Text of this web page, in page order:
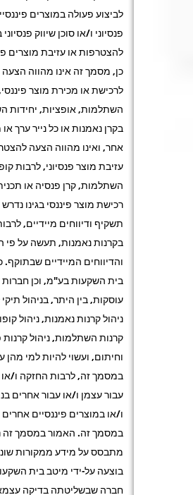
לביצוע פעולה במוצרים
פנסיוני ו/או סוכן שיווק
להצטרפות או עזיבת מוצרים
כן, מסמך זה אינו מהווה
לרכישת או מכירת מוצר
השתלמות, אופציות, יחידות
בקרן נאמנות או כל נייר ערך או
אחר, ואינו מהווה הצעה
עזיבת מוצר פנסיוני, לרבות
השתלמות, קרן פנסיה או
רכישת מוצר פיננסי בגינו
תשקיף ודיווחים מיידיים,
בקרנות נאמנות, תעשה על פי
והדיווחים המיידיים שבתוקף.
בית השקעות בע"מ, וכן
עוסקות, בין היתר, בניהול
ניהול קרנות נאמנות, ניהול
קרנות השתלמות, ניהול קרנות
וחיתום, ועשוי להיות למי מהן
במסמך זה, לרבות החזקה ו/או
עבור עצמן ו/או עבור אחרים
ו/או במוצרים פיננסיים אחרים
במסמך זה. האמור במסמך זה
מתבסס על מידע ממקורות
בוצעה על-ידי מיטב בית
חברה שבשליטתה בדיקה